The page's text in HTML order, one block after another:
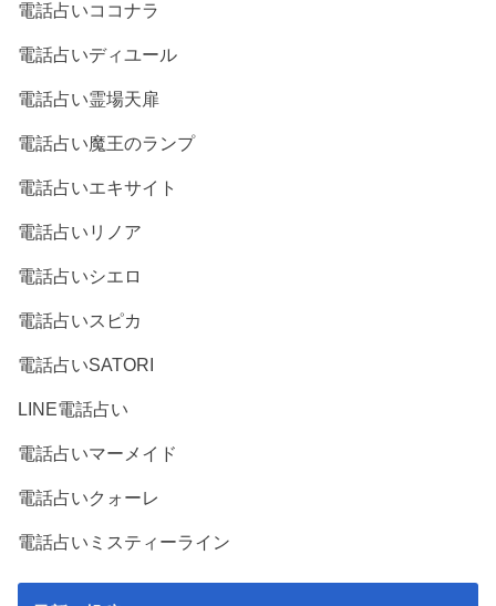
電話占いココナラ
電話占いディユール
電話占い霊場天扉
電話占い魔王のランプ
電話占いエキサイト
電話占いリノア
電話占いシエロ
電話占いスピカ
電話占いSATORI
LINE電話占い
電話占いマーメイド
電話占いクォーレ
電話占いミスティーライン